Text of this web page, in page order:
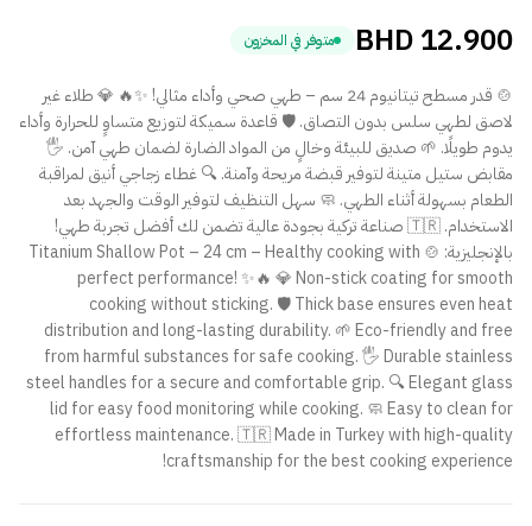
BHD12.900 متوفر في المخزون
🍲 قدر مسطح تيتانيوم 24 سم – طهي صحي وأداء مثالي! ✨🔥 💎 طلاء غير
لاصق لطهي سلس بدون التصاق. 🛡️ قاعدة سميكة لتوزيع متساوٍ للحرارة وأداء
يدوم طويلًا. 🌱 صديق للبيئة وخالٍ من المواد الضارة لضمان طهي آمن. 🖐️
مقابض ستيل متينة لتوفير قبضة مريحة وآمنة. 🔍 غطاء زجاجي أنيق لمراقبة
الطعام بسهولة أثناء الطهي. 🧼 سهل التنظيف لتوفير الوقت والجهد بعد
الاستخدام. 🇹🇷 صناعة تركية بجودة عالية تضمن لك أفضل تجربة طهي!
بالإنجليزية: 🍲 Titanium Shallow Pot – 24 cm – Healthy cooking with
perfect performance! ✨🔥 💎 Non-stick coating for smooth
cooking without sticking. 🛡️ Thick base ensures even heat
distribution and long-lasting durability. 🌱 Eco-friendly and free
from harmful substances for safe cooking. 🖐️ Durable stainless
steel handles for a secure and comfortable grip. 🔍 Elegant glass
lid for easy food monitoring while cooking. 🧼 Easy to clean for
effortless maintenance. 🇹🇷 Made in Turkey with high-quality
craftsmanship for the best cooking experience!